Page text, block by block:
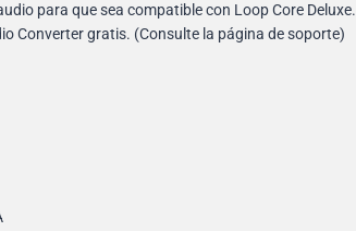
para que sea compatible con Loop Core Deluxe.
Converter gratis. (Consulte la página de soporte)